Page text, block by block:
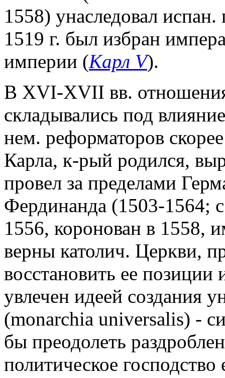
1558) унаследовал
1519 г. был избран
империи (Карл V).
В XVI-XVII вв.
складывались под
нем. реформаторов
Карла, к-рый родился,
провел за пределами
Фердинанда (1503-1564;
1556, коронован в 1558,
верны католич. Церкви,
восстановить ее позиции
увлечен идеей создания
(monarchia universalis) -
бы преодолеть
политическое